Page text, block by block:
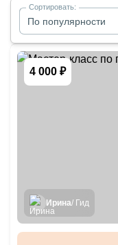
По популярности
Сортировать:
4 000 ₽
Ирина/ Гид